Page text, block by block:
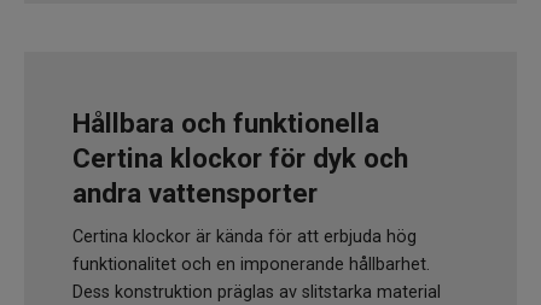
Hållbara och funktionella
Certina klockor för dyk och
andra vattensporter
Certina klockor är kända för att erbjuda hög
funktionalitet och en imponerande hållbarhet.
Dess konstruktion präglas av slitstarka material